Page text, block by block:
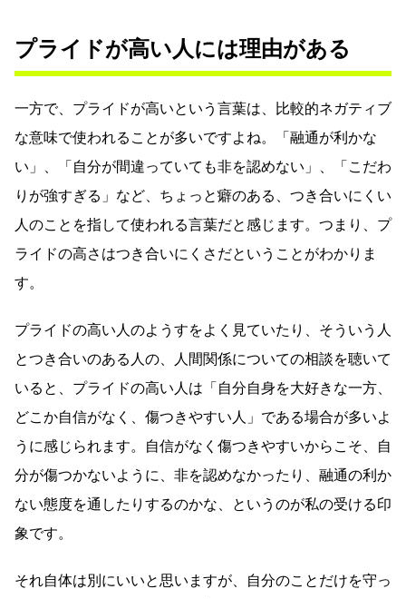
プライドが高い人には理由がある
一方で、プライドが高いという言葉は、比較的ネガティブ
な意味で使われることが多いですよね。「融通が利かな
い」、「自分が間違っていても非を認めない」、「こだわ
りが強すぎる」など、ちょっと癖のある、つき合いにくい
人のことを指して使われる言葉だと感じます。つまり、プ
ライドの高さはつき合いにくさだということがわかりま
す。
プライドの高い人のようすをよく見ていたり、そういう人
とつき合いのある人の、人間関係についての相談を聴いて
いると、プライドの高い人は「自分自身を大好きな一方、
どこか自信がなく、傷つきやすい人」である場合が多いよ
うに感じられます。自信がなく傷つきやすいからこそ、自
分が傷つかないように、非を認めなかったり、融通の利か
ない態度を通したりするのかな、というのが私の受ける印
象です。
それ自体は別にいいと思いますが、自分のことだけを守っ